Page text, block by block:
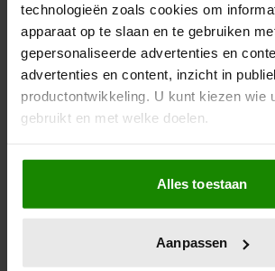
technologieën zoals cookies om
apparaat op te slaan en te gebruiken
gepersonaliseerde advertenties en
advertenties en content, inzicht in
productontwikkeling. U kunt kiezen wie
gebruikt en met welke doelen.
Als u het toestaat, willen we ook graag:
Informatie verzamelen over uw
locatie, die tot een paar meter
scannen op specifieke
Alles toestaan
Aanpassen